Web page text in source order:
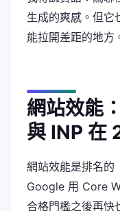
生成的爽感。但它
能拉開差距的地方
網站效能
與 INP 在
網站效能是排名的
Google 用 Core
合格門檻之後再快